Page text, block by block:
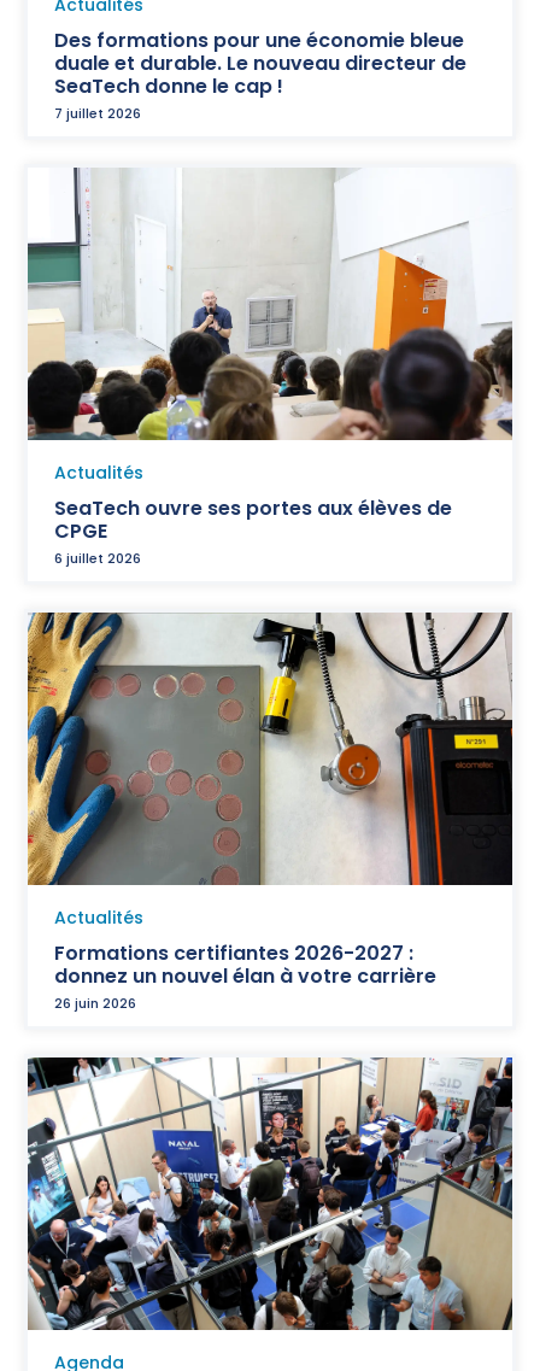
Des formations pour une économie bleue
duale et durable. Le nouveau directeur de
SeaTech donne le cap !
7 juillet 2026
Actualités
SeaTech ouvre ses portes aux élèves de
CPGE
6 juillet 2026
Actualités
Formations certifiantes 2026-2027 :
donnez un nouvel élan à votre carrière
26 juin 2026
Agenda